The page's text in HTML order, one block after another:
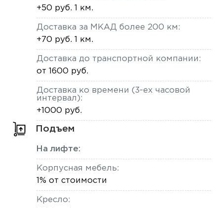
+50 руб. 1 км.
Доставка за МКАД более 200 км:
+70 руб. 1 км.
Доставка до транспортной компании:
от 1600 руб.
Доставка ко времени (3-ех часовой
интервал):
+1000 руб.
Подъем
На лифте:
Корпусная мебель:
1% от стоимости
Кресло: